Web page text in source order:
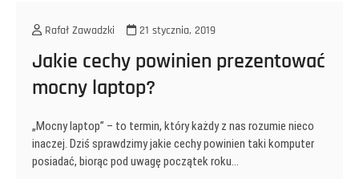
Rafał Zawadzki 21 stycznia, 2019
Jakie cechy powinien prezentować
mocny laptop?
„Mocny laptop” – to termin, który każdy z nas rozumie nieco
inaczej. Dziś sprawdzimy jakie cechy powinien taki komputer
posiadać, biorąc pod uwagę początek roku…